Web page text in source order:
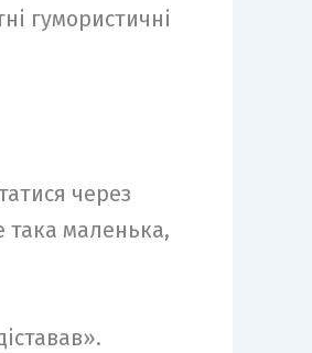
гумористичні
через
така маленька,